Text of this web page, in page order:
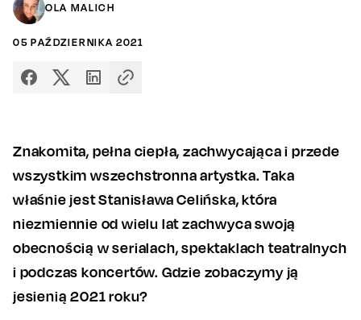
OLA MALICH
05 PAŹDZIERNIKA 2021
Znakomita, pełna ciepła, zachwycająca i przede
wszystkim wszechstronna artystka. Taka
właśnie jest Stanisława Celińska, która
niezmiennie od wielu lat zachwyca swoją
obecnością w serialach, spektaklach teatralnych
i podczas koncertów. Gdzie zobaczymy ją
jesienią 2021 roku?